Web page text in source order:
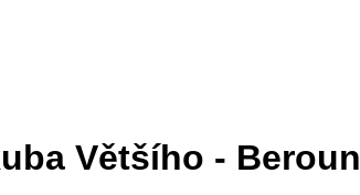
Většího - Beroun